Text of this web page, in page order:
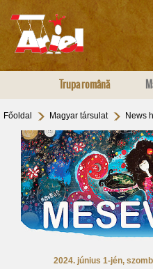
Trupa română
Főoldal Magyar társulat News
2024. június 1-jén,